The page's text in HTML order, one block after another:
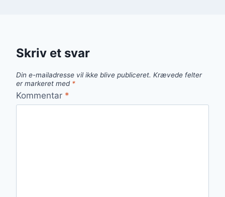
Skriv et svar
Din e-mailadresse vil ikke blive publiceret. Krævede felter
er markeret med *
Kommentar *